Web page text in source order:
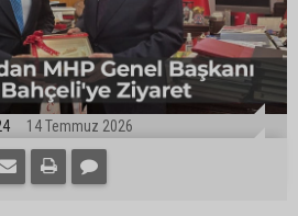
14 Temmuz 2026